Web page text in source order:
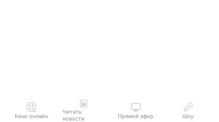
Кино онлайн
Читать
новости
Прямой эфир Шоу